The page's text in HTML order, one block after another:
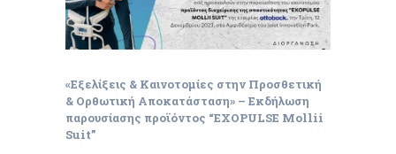
«Εξελίξεις & Καινοτομίες στην Προσθετική
& Ορθωτική Αποκατάσταση» – Εκδήλωση
παρουσίασης προϊόντος “EXOPULSE Mollii
Suit”